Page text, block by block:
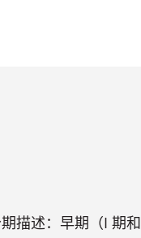
描述：早期（I 期